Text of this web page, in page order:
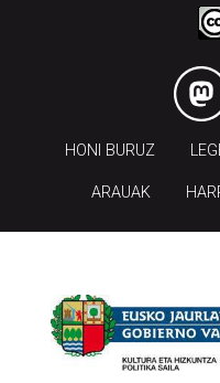
HONI BURUZ
ARAUAK